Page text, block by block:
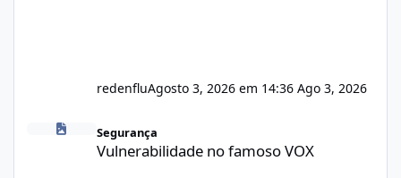
redenfluAgosto 3, 2026 em 14:36 Ago 3, 2026
Segurança
Vulnerabilidade no famoso VOX